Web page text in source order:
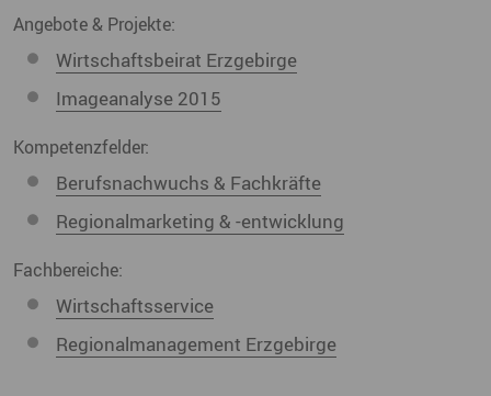
Angebote & Projekte:
Wirtschaftsbeirat Erzgebirge
Imageanalyse 2015
Kompetenzfelder:
Berufsnachwuchs & Fachkräfte
Regionalmarketing & -entwicklung
Fachbereiche:
Wirtschaftsservice
Regionalmanagement Erzgebirge